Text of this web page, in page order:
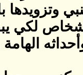
لكي
الهامة